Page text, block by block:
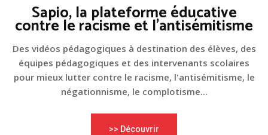
Sapio, la plateforme éducative
contre le racisme et l'antisémitisme
Des vidéos pédagogiques à destination des élèves, des
équipes pédagogiques et des intervenants scolaires
pour mieux lutter contre le racisme, l'antisémitisme, le
négationnisme, le complotisme...
>> Découvrir